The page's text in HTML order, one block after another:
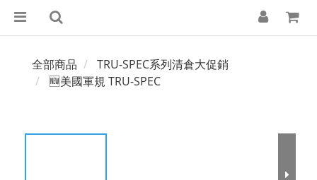
全部商品
TRU-SPEC系列清倉大促銷
🆕美國軍規 TRU-SPEC